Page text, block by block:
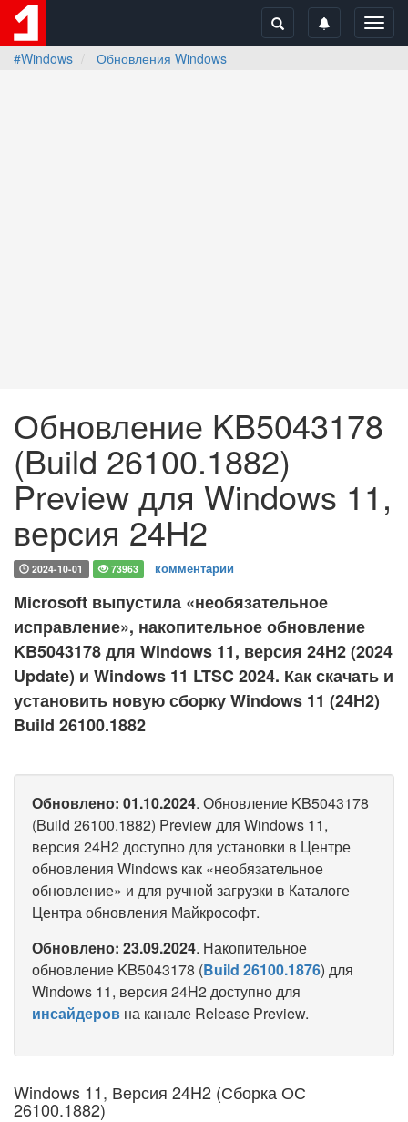
#Windows
Обновления Windows
Обновление KB5043178
(Build 26100.1882)
Preview для Windows 11,
версия 24H2
2024-10-01 73963 комментарии
Microsoft выпустила «необязательное
исправление», накопительное обновление
KB5043178 для Windows 11, версия 24H2 (2024
Update) и Windows 11 LTSC 2024. Как скачать и
установить новую сборку Windows 11 (24H2)
Build 26100.1882
Обновлено: 01.10.2024. Обновление KB5043178
(Build 26100.1882) Preview для Windows 11,
версия 24H2 доступно для установки в Центре
обновления Windows как «необязательное
обновление» и для ручной загрузки в Каталоге
Центра обновления Майкрософт.
Обновлено: 23.09.2024. Накопительное
обновление KB5043178 (Build 26100.1876) для
Windows 11, версия 24H2 доступно для
инсайдеров на канале Release Preview.
Windows 11, Версия 24H2 (Сборка ОС
26100.1882)